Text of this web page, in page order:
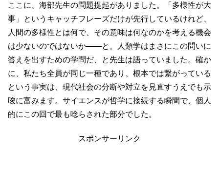
ここに、海部先生の問題提起がありました。「多様性が大
事」というキャッチフレーズだけが先行しているけれど、
人間の多様性とは何で、その意味は何なのかを考える機会
は少ないのではないか――と。人類学はまさにこの問いに
答えを出すための学問だ、と先生は語っていました。確か
に、私たち全員が同じ一種であり、根本では繋がっている
という事実は、現代社会の分断や対立を見直すうえでも示
唆に富みます。サイエンスが哲学に接続する瞬間で、個人
的にこの回で最も唸らされた部分でした。
スポンサーリンク